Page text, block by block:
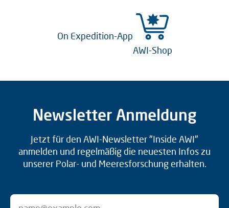
On Expedition-App
AWI-Shop
Newsletter Anmeldung
Jetzt für den AWI-Newsletter "Inside AWI"
anmelden und regelmäßig die neuesten Infos zu
unserer Polar- und Meeresforschung erhalten.